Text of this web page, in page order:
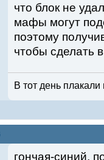
что блок не
мафы могут
поэтому
чтобы сделать
В тот день плакали
гончая-синий,